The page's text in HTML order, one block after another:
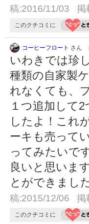
稿:2016/11/03 掲
このクチコミに
コーヒーフロート さん
いわきでは珍
種類の自家製
れなくても、
１つ追加して
したよ！これ
ーキも売って
ってみたいで
良いと思いま
とができまし
稿:2015/12/06 掲
このクチコミに